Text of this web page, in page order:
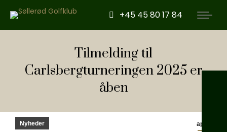
+45 45 80 17 84
Tilmelding til
Carlsbergturneringen 2025 er
åben
apr
Nyheder